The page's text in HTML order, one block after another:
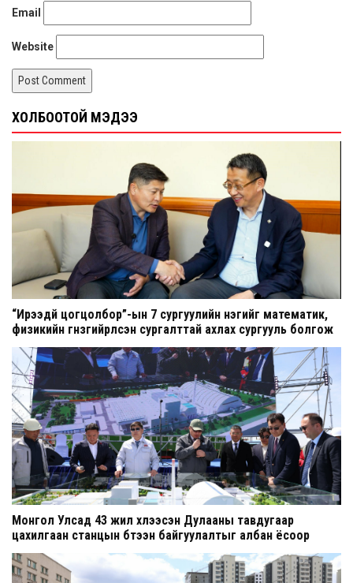
Email
Website
ХОЛБООТОЙ МЭДЭЭ
“Ирээдүй цогцолбор”-ын 7 сургуулийн нэгийг математик,
физикийн гүнзгийрүүлсэн сургалттай ахлах сургууль болгож
шинэчилнэ
Монгол Улсад 43 жил хүлээсэн Дулааны тавдугаар
цахилгаан станцын бүтээн байгуулалтыг албан ёсоор
эхлүүллээ